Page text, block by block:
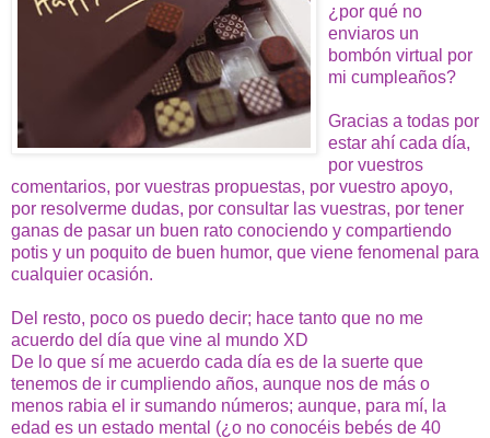
¿por qué no
enviaros un
bombón virtual por
mi cumpleaños?
Gracias a todas por
estar ahí cada día,
por vuestros
comentarios, por vuestras propuestas, por vuestro apoyo,
por resolverme dudas, por consultar las vuestras, por tener
ganas de pasar un buen rato conociendo y compartiendo
potis y un poquito de buen humor, que viene fenomenal para
cualquier ocasión.
Del resto, poco os puedo decir; hace tanto que no me
acuerdo del día que vine al mundo XD
De lo que sí me acuerdo cada día es de la suerte que
tenemos de ir cumpliendo años, aunque nos de más o
menos rabia el ir sumando números; aunque, para mí, la
edad es un estado mental (¿o no conocéis bebés de 40